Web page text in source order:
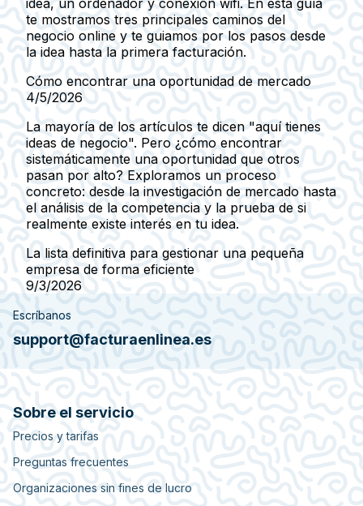
te mostramos tres principales caminos del
negocio online y te guiamos por los pasos desde
la idea hasta la primera facturación.
Cómo encontrar una oportunidad de mercado
4/5/2026
La mayoría de los artículos te dicen "aquí tienes
ideas de negocio". Pero ¿cómo encontrar
sistemáticamente una oportunidad que otros
pasan por alto? Exploramos un proceso
concreto: desde la investigación de mercado hasta
el análisis de la competencia y la prueba de si
realmente existe interés en tu idea.
La lista definitiva para gestionar una pequeña
empresa de forma eficiente
9/3/2026
Escríbanos
support@facturaenlinea.es
Sobre el servicio
Precios y tarifas
Preguntas frecuentes
Organizaciones sin fines de lucro